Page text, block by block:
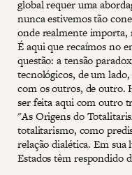
global requer uma
nunca estivemos tão
onde realmente importa,
É aqui que recaímos no
questão: a tensão
tecnológicos, de um
com os outros, de outro.
ser feita aqui com outro
"As Origens do
totalitarismo, como
relação dialética. Em
Estados têm respondido